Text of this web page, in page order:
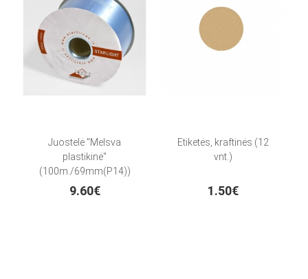
Juostelė "Melsva
plastikinė"
(100m./69mm(P14))
9.60€
Etiketės, kraftinės (12
vnt.)
1.50€